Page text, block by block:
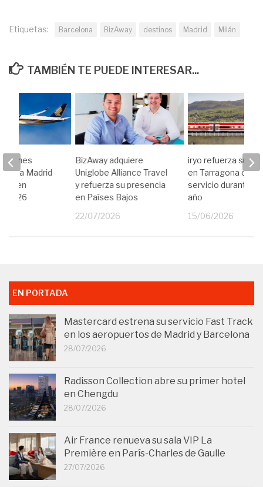
Etiquetas: Barcelona BizAway destinos Madrid Milán
TAMBIÉN TE PUEDE INTERESAR...
BizAway adquiere
Uniglobe Alliance Travel
y refuerza su presencia
en Países Bajos
22/07/2026
iryo refuerza su
en Tarragona con
servicio durante
año
15/06/2026
Airlines
a Madrid
en
2026
EN PORTADA
Mastercard estrena su servicio Fast Track
en los aeropuertos de Madrid y Barcelona
28/07/2026
Radisson Collection abre su primer hotel
en Chengdu
28/07/2026
Air France renueva su sala VIP La
Première en París-Charles de Gaulle
27/07/2026